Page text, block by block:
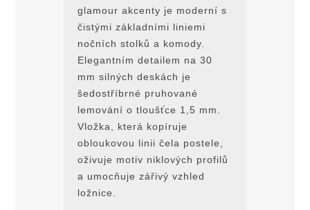
glamour akcenty je moderní s
čistými základními liniemi
nočních stolků a komody.
Elegantním detailem na 30
mm silných deskách je
šedostříbrné pruhované
lemování o tloušťce 1,5 mm.
Vložka, která kopíruje
obloukovou linii čela postele,
oživuje motiv niklových profilů
a umocňuje zářivý vzhled
ložnice.